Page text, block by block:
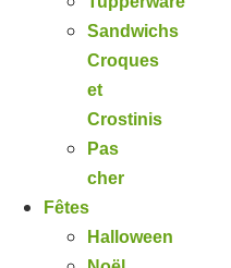
Sandwichs
Croques
et
Crostinis
Pas
cher
Fêtes
Halloween